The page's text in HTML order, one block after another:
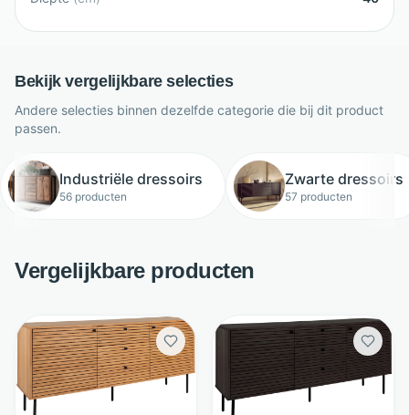
Bekijk vergelijkbare selecties
Andere selecties binnen dezelfde categorie die bij dit product
passen.
Industriële dressoirs
56 producten
Zwarte dressoirs
57 producten
Vergelijkbare producten